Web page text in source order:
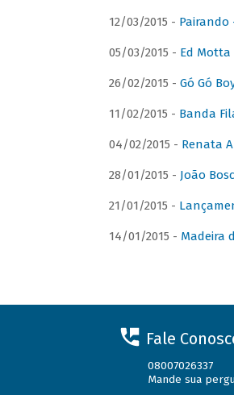
12/03/2015 -
05/03/2015 - Ed Motta
26/02/2015 - Gó Gó
11/02/2015 - Banda
04/02/2015 - Renata
28/01/2015 - João
21/01/2015 -
14/01/2015 - Madeira
Fale
08007026337
Mande sua